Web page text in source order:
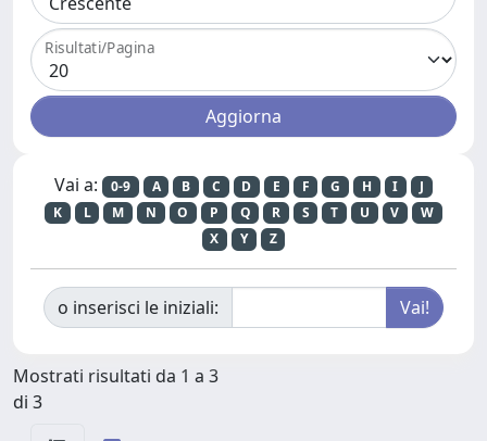
Risultati/Pagina
Vai a: 0-9 A B C D E F G H I
J
K
L M N O P Q R S T U V
W
X
Y Z
o inserisci le iniziali:
Mostrati risultati da 1 a 3
di 3